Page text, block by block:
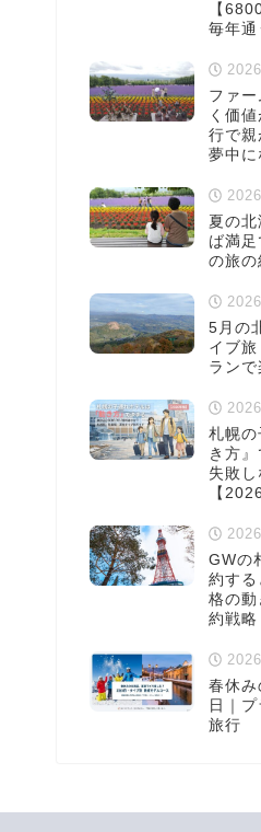
【
毎年通
ファ
く価
行で親
夢中に
夏の
ば満
の旅の
5月の
イブ
ラン
札幌の
き方
失敗
【
GWの
約する
格の動
約戦略
春休
日｜
旅行